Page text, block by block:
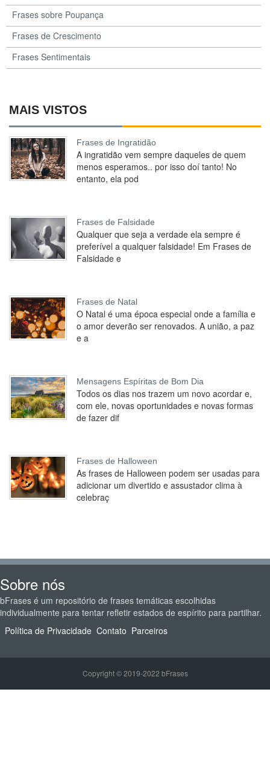
Frases sobre Poupança
Frases de Crescimento
Frases Sentimentais
MAIS VISTOS
Frases de Ingratidão
A ingratidão vem sempre daqueles de quem
menos esperamos.. por isso doí tanto! No
entanto, ela pod
Frases de Falsidade
Qualquer que seja a verdade ela sempre é
preferível a qualquer falsidade! Em Frases de
Falsidade e
Frases de Natal
O Natal é uma época especial onde a família e
o amor deverão ser renovados. A união, a paz
e a
Mensagens Espíritas de Bom Dia
Todos os dias nos trazem um novo acordar e,
com ele, novas oportunidades e novas formas
de fazer dif
Frases de Halloween
As frases de Halloween podem ser usadas para
adicionar um divertido e assustador clima à
celebraç
Sobre nós
bFrases é um repositório de frases temáticas escolhidas
individualmente para tentar refletir estados de espírito para partilhar.
Política de Privacidade Contato Parceiros
Copyright © 2019-2022 bFrases